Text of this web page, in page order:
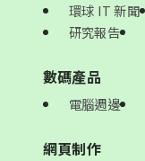
環球 IT 新聞
研究報告
數碼產品
電腦週邊
網頁制作